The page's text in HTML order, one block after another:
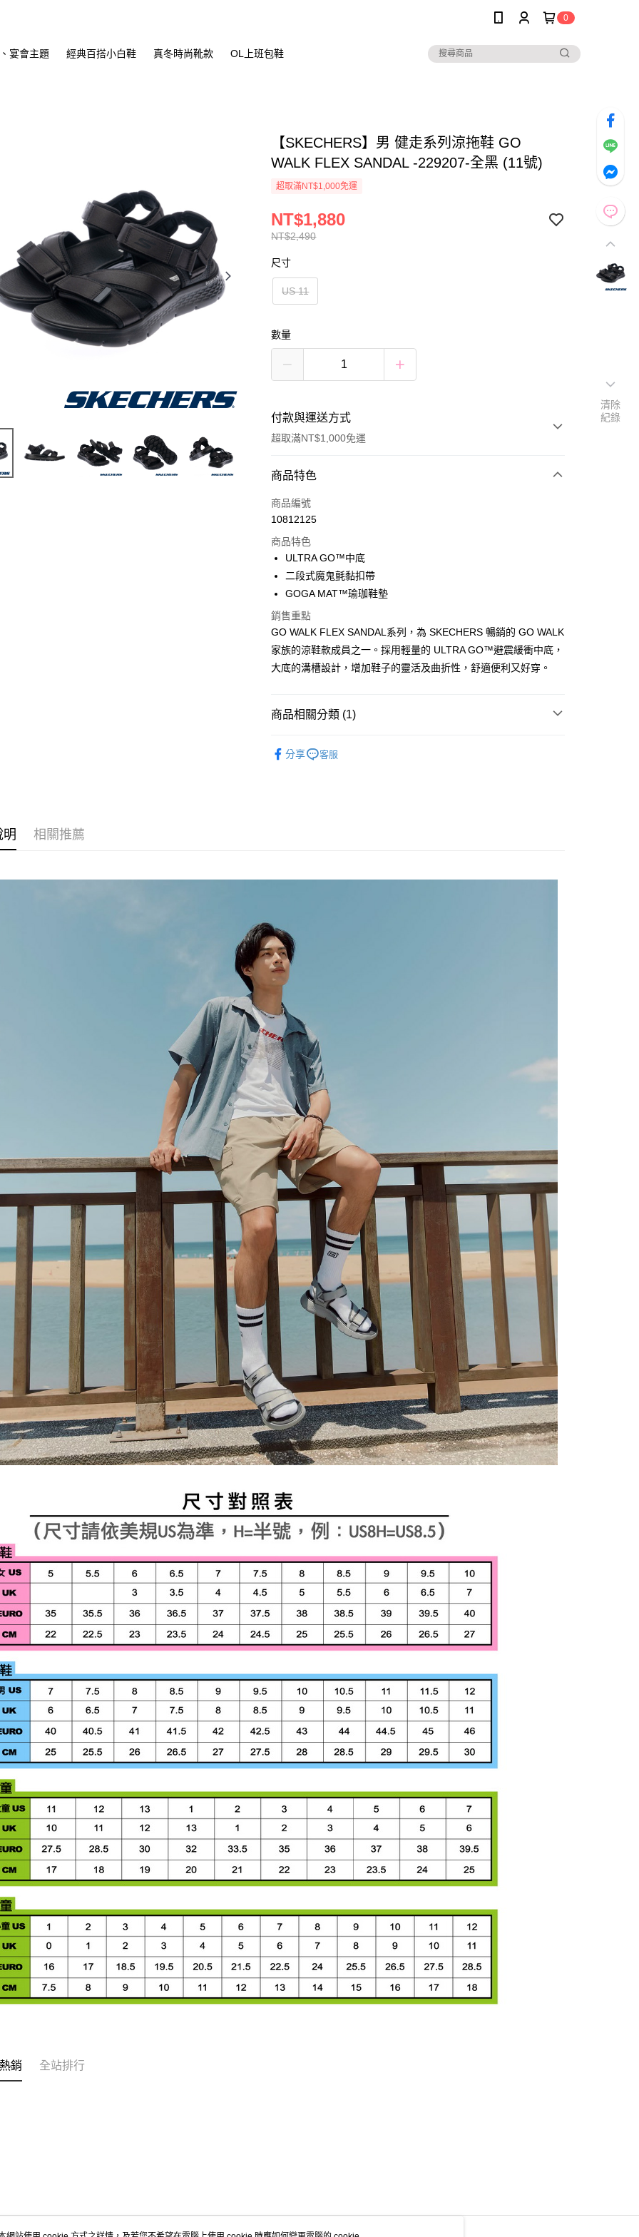
0
宴會主題 經典百搭小白鞋 真冬時尚靴款 OL上班包鞋
【SKECHERS】男 健走系列涼拖鞋 GO
WALK FLEX SANDAL -229207-全黑 (11號)
超取滿NT$1,000免運
NT$2,490
NT$1,880
尺寸
US 11
數量
付款與運送方式
超取滿NT$1,000免運
付款方式
信用卡一次付款
運送方式
全家取貨付款
每筆NT$60，滿NT$1,000(含以上)免運費
7-11取貨付款
每筆NT$60，滿NT$1,000(含以上)免運費
每筆NT$80，滿NT$1,000(含以上)免運費
商品特色
商品編號
10812125
商品特色
ULTRA GO™中底
二段式魔鬼氈黏扣帶
GOGA MAT™瑜珈鞋墊
銷售重點
GO WALK FLEX SANDAL系列，為 SKECHERS 暢銷的 GO WALK
家族的涼鞋款成員之一。採用輕量的 ULTRA GO™避震緩衝中底，
大底的溝槽設計，增加鞋子的靈活及曲折性，舒適便利又好穿。
商品相關分類 (1)
分享
客服
明 相關推薦
銷 全站排行
清除
紀錄